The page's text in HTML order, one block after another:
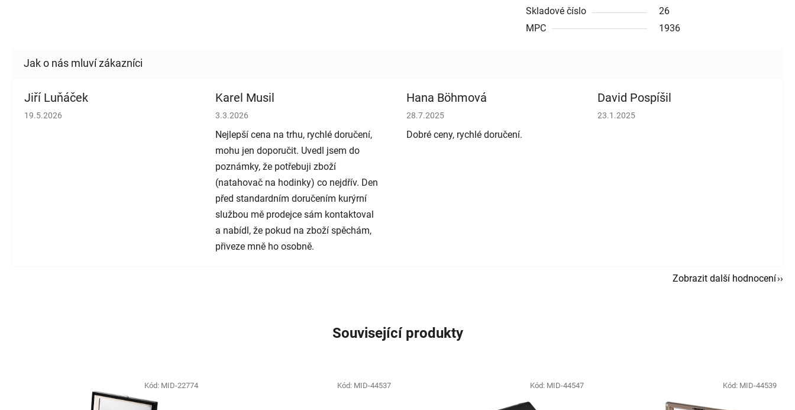
Skladové číslo
26
MPC
1936
Jiří Luňáček
Hodnocení obchodu je 5 z 5 hvězdiček.
19.5.2026
Karel Musil
Hodnocení obchodu je 5 z 5 hvězdiček.
3.3.2026
Nejlepší cena na trhu, rychlé doručení,
mohu jen doporučit. Uvedl jsem do
poznámky, že potřebuji zboží
(natahovač na hodinky) co nejdřív. Den
před standardním doručením kurýrní
službou mě prodejce sám kontaktoval
a nabídl, že pokud na zboží spěchám,
přiveze mně ho osobně.
Hana Böhmová
Hodnocení obchodu je 5 z 5 hvězdiček.
28.7.2025
Dobré ceny, rychlé doručení.
David Pospíšil
Hodnocení obchodu je 5 z 5 hvězdiček.
23.1.2025
Zobrazit další hodnocení
Související produkty
Kód: MID-22774 Kód: MID-44537 Kód: MID-44547 Kód: MID-44539